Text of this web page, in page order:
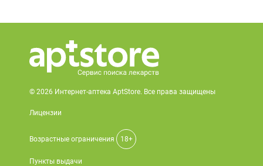
© 2026 Интернет-аптека AptStore. Все права защищены
Лицензии
Возрастные ограничения 18+
Пункты выдачи